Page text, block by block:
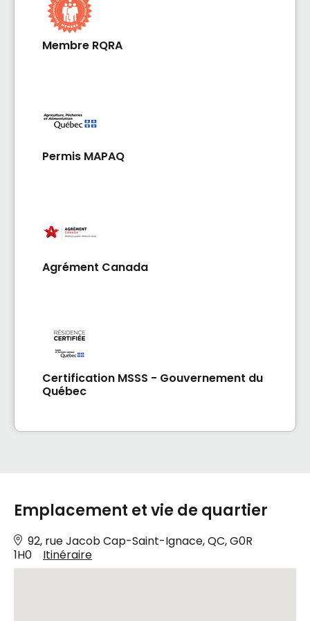
supplémentaire permet de proposer quatre
autres chambres. Au total, 22 chambres sont
disponibles. Depuis mai 2025, la Résidence est
profondément passionnés par les projets qui
rassemblent et font du bien, ils ont choisi de
donner un sens concret à leur parcours en se
tournant vers un domaine où l’humain est au
empreints de respect, de chaleur et
Membre RQRA
Permis MAPAQ
Agrément Canada
Certification MSSS - Gouvernement du
Québec
Emplacement et vie de quartier
92, rue Jacob Cap-Saint-Ignace, QC, G0R
1H0
Itinéraire